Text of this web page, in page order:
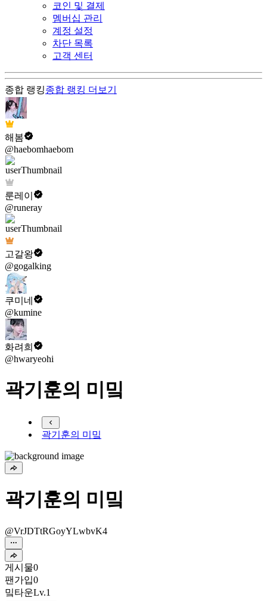
코인 및 결제
멤버십 관리
계정 설정
차단 목록
고객 센터
종합 랭킹종합 랭킹 더보기
해봄
@haebomhaebom
룬레이
@runeray
고갈왕
@gogalking
쿠미네
@kumine
화려희
@hwaryeohi
곽기훈의 미밐
곽기훈의 미밐
곽기훈의 미밐
@VrJDTtRGoyYLwbvK4
게시물0
팬가입0
밐타운Lv.1